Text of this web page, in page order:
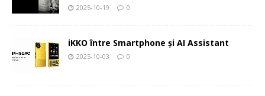
2025-10-19 0
iKKO între Smartphone și AI Assistant
2025-10-03 0